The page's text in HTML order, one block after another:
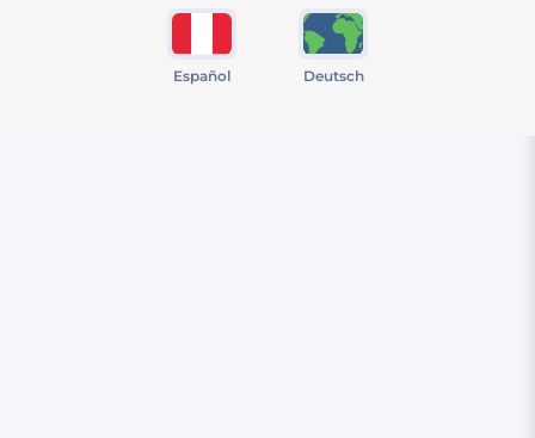
Español Deutsch